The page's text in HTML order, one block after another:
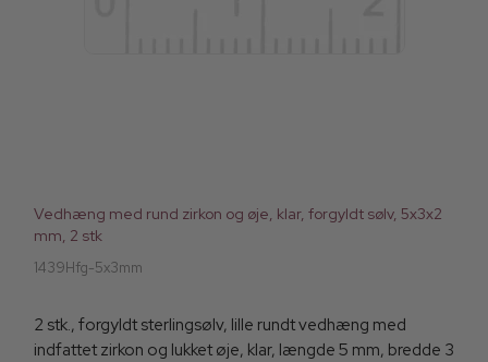
Vedhæng med rund zirkon og øje, klar, forgyldt sølv, 5x3x2
mm, 2 stk
1439Hfg-5x3mm
2 stk., forgyldt sterlingsølv, lille rundt vedhæng med
indfattet zirkon og lukket øje, klar, længde 5 mm, bredde 3